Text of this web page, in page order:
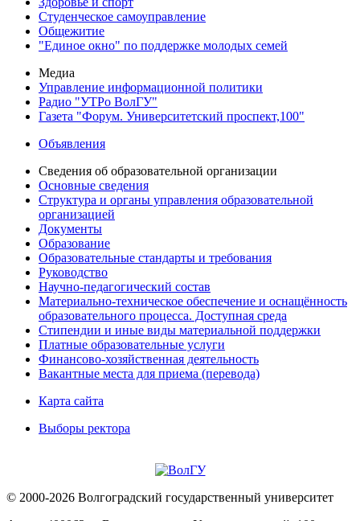
Студенческое самоуправление
Общежитие
"Единое окно" по поддержке молодых семей
Медиа
Управление информационной политики
Радио "УТРо ВолГУ"
Газета "Форум. Университетский проспект,100"
Объявления
Сведения об образовательной организации
Основные сведения
Структура и органы управления образовательной
организацией
Документы
Образование
Образовательные стандарты и требования
Руководство
Научно-педагогический состав
Материально-техническое обеспечение и оснащённость
образовательного процесса. Доступная среда
Стипендии и иные виды материальной поддержки
Платные образовательные услуги
Финансово-хозяйственная деятельность
Вакантные места для приема (перевода)
Карта сайта
Выборы ректора
© 2000-2026 Волгоградский государственный университет